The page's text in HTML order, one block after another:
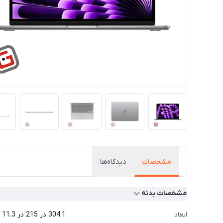
مشخصات دیدگاه‌ها
مشخصات بدنه
ابعاد 304.1 در 215 در 11.3 میلی‌متر